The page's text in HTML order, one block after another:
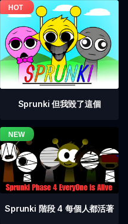
Sprunki 但我毀了這個
Sprunki 階段 4 每個人都活著